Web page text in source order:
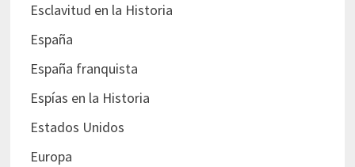
Esclavitud en la Historia
España
España franquista
Espías en la Historia
Estados Unidos
Europa